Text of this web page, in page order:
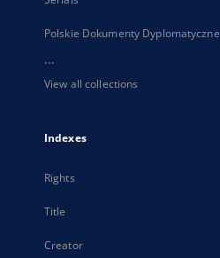
Polskie Dokumenty Dyplomatyczne
...
View all collections
Indexes
Rights
Title
Creator